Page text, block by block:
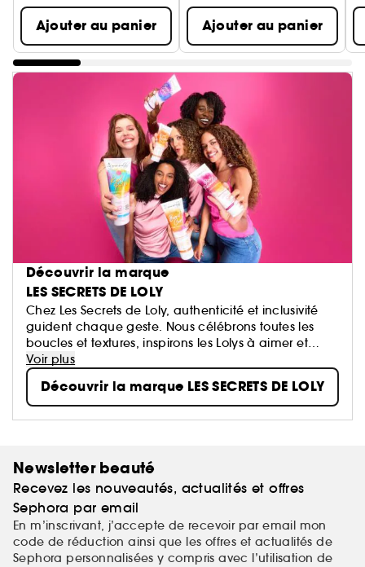
Ajouter au panier Ajouter au panier
Découvrir la marque
LES SECRETS DE LOLY
Chez Les Secrets de Loly, authenticité et inclusivité
guident chaque geste. Nous célébrons toutes les
boucles et textures, inspirons les Lolys à aimer et
sublimer leurs cheveux naturels grâce à des soins
riches en ingrédients naturels.
Voir plus
Découvrir la marque LES SECRETS DE LOLY
Newsletter beauté
Recevez les nouveautés, actualités et offres
Sephora par email
En m’inscrivant, j’accepte de recevoir par email mon
code de réduction ainsi que les offres et actualités de
Sephora personnalisées y compris avec l’utilisation de